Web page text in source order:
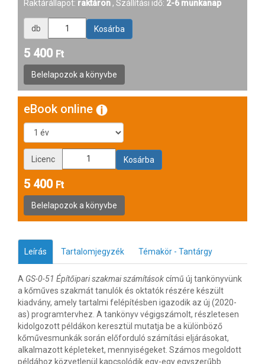
Raktárállapot: raktáron , Szállítási idő: 2-6 munkanap
db
5 400 Ft
eBook online
Licenc
5 400 Ft
Leírás Tartalomjegyzék Témakör - Tantárgy
A GS-0-51 Építőipari szakmai számításokcímű új tankönyvünk
a kőműves szakmát tanulók és oktatók részére készült
kiadvány, amely tartalmi felépítésben igazodik az új (2020-
as) programtervhez. A tankönyv végigszámolt, részletesen
kidolgozott példákon keresztül mutatja be a különböző
kőművesmunkák során előforduló számítási eljárásokat,
alkalmazott képleteket, mennyiségeket. Számos megoldott
példához közvetlenül kapcsolódik egy-egy egyszerűbb